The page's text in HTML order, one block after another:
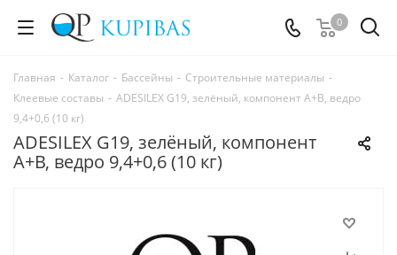
0
Главная - Каталог - Бассейны - Строительные материалы -
Клеевые составы - ADESILEX G19, зелёный, компонент А+В, ведро
9,4+0,6 (10 кг)
ADESILEX G19, зелёный, компонент
А+В, ведро 9,4+0,6 (10 кг)